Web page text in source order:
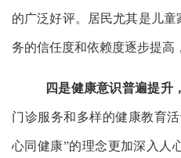
的广泛好评。居民尤其是儿童
务的信任度和依赖度逐步提高
四是健康意识普遍提升
门诊服务和多样的健康教育活
心同健康”的理念更加深入人